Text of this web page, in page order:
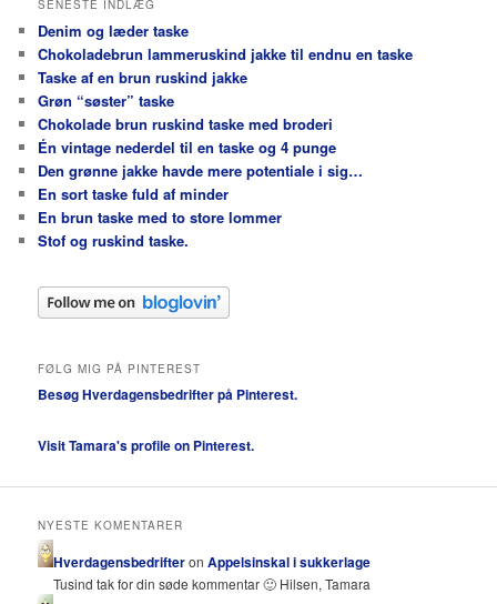
SENESTE INDLÆG
Denim og læder taske
Chokoladebrun lammeruskind jakke til endnu en taske
Taske af en brun ruskind jakke
Grøn “søster” taske
Chokolade brun ruskind taske med broderi
Én vintage nederdel til en taske og 4 punge
Den grønne jakke havde mere potentiale i sig…
En sort taske fuld af minder
En brun taske med to store lommer
Stof og ruskind taske.
FØLG MIG PÅ PINTEREST
Besøg Hverdagensbedrifter på Pinterest.
Visit Tamara's profile on Pinterest.
NYESTE KOMENTARER
HverdagensbedrifteronAppelsinskal i sukkerlage
Tusind tak for din søde kommentar 🙂 Hilsen, Tamara